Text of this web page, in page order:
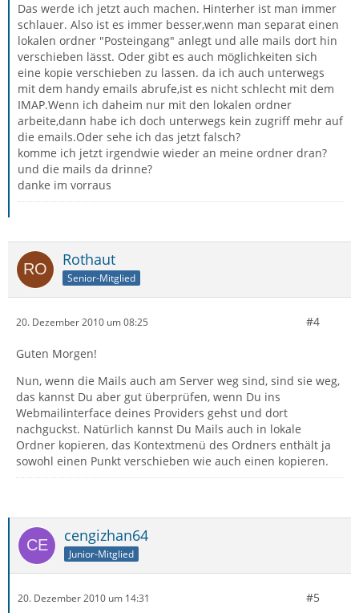
Das werde ich jetzt auch machen. Hinterher ist man immer
schlauer. Also ist es immer besser,wenn man separat einen
lokalen ordner "Posteingang" anlegt und alle mails dort hin
verschieben lässt. Oder gibt es auch möglichkeiten sich
eine kopie verschieben zu lassen. da ich auch unterwegs
mit dem handy emails abrufe,ist es nicht schlecht mit dem
IMAP.Wenn ich daheim nur mit den lokalen ordner
arbeite,dann habe ich doch unterwegs kein zugriff mehr auf
die emails.Oder sehe ich das jetzt falsch?
komme ich jetzt irgendwie wieder an meine ordner dran?
und die mails da drinne?
danke im vorraus
Rothaut
Senior-Mitglied
20. Dezember 2010 um 08:25 #4
Guten Morgen!
Nun, wenn die Mails auch am Server weg sind, sind sie weg,
das kannst Du aber gut überprüfen, wenn Du ins
Webmailinterface deines Providers gehst und dort
nachguckst. Natürlich kannst Du Mails auch in lokale
Ordner kopieren, das Kontextmenü des Ordners enthält ja
sowohl einen Punkt verschieben wie auch einen kopieren.
cengizhan64
Junior-Mitglied
20. Dezember 2010 um 14:31 #5